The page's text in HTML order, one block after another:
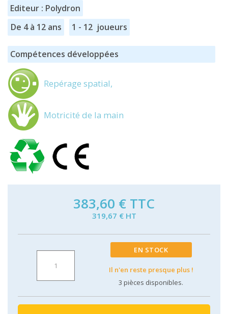
Editeur : Polydron
De 4 à 12 ans
1 - 12 joueurs
Compétences développées
Repérage spatial,
Motricité de la main
383,60 € TTC
319,67 € HT
EN STOCK
Il n'en reste presque plus !
3 pièces disponibles.